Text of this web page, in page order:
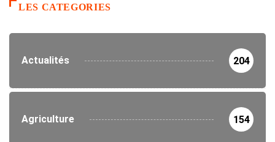
LES CATEGORIES
Actualités 204
Agriculture 154